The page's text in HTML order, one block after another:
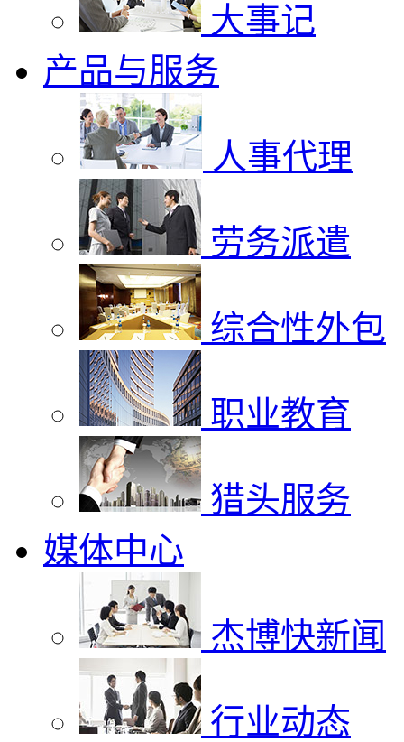
大事记
产品与服务
人事代理
劳务派遣
综合性外包
职业教育
猎头服务
媒体中心
杰博快新闻
行业动态